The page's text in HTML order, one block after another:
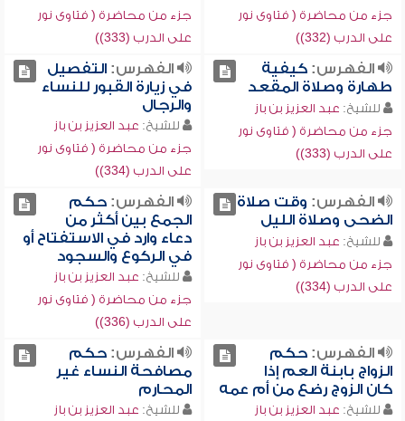
جزء من محاضرة ( فتاوى نور
على الدرب (332))
جزء من محاضرة ( فتاوى نور
على الدرب (333))
الفهرس:كيفية
طهارة وصلاة المقعد
للشيخ: عبد العزيز بن باز
جزء من محاضرة ( فتاوى نور
على الدرب (333))
الفهرس:التفصيل
في زيارة القبور للنساء
والرجال
للشيخ: عبد العزيز بن باز
جزء من محاضرة ( فتاوى نور
على الدرب (334))
الفهرس: وقت صلاة
الضحى وصلاة الليل
للشيخ: عبد العزيز بن باز
جزء من محاضرة ( فتاوى نور
على الدرب (334))
الفهرس:حكم
الجمع بين أكثر من
دعاء وارد في الاستفتاح أو
في الركوع والسجود
للشيخ: عبد العزيز بن باز
جزء من محاضرة ( فتاوى نور
على الدرب (336))
الفهرس:حكم
الزواج بابنة العم إذا
كان الزوج رضع من أم عمه
للشيخ: عبد العزيز بن باز
الفهرس:حكم
مصافحة النساء غير
المحارم
للشيخ: عبد العزيز بن باز